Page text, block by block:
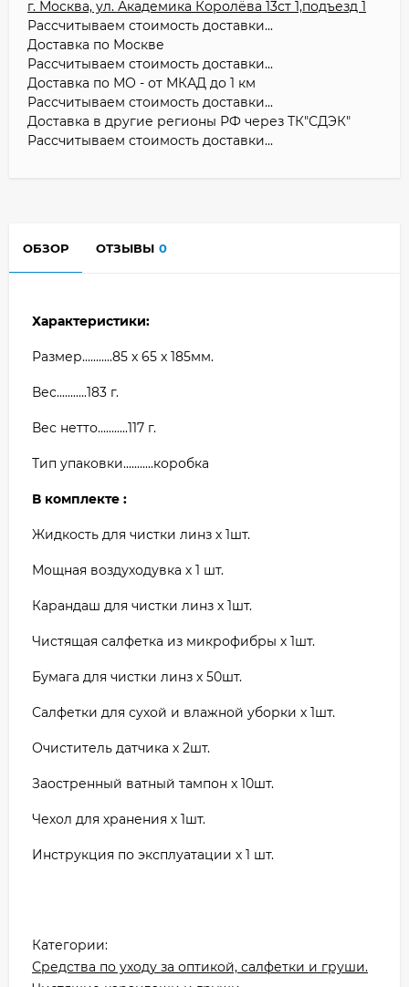
г. Москва, ул. Академика Королёва 13ст 1,подъезд 1
Рассчитываем стоимость доставки...
Доставка по Москве
Рассчитываем стоимость доставки...
Доставка по МО - от МКАД до 1 км
Рассчитываем стоимость доставки...
Доставка в другие регионы РФ через ТК"СДЭК"
Рассчитываем стоимость доставки...
ОБЗОР ОТЗЫВЫ 0
Характеристики:
Размер...........85 x 65 x 185мм.
Вес...........183 г.
Вес нетто...........117 г.
Тип упаковки...........коробка
В комплекте :
Жидкость для чистки линз х 1шт.
Мощная воздуходувка х 1 шт.
Карандаш для чистки линз х 1шт.
Чистящая салфетка из микрофибры х 1шт.
Бумага для чистки линз х 50шт.
Салфетки для сухой и влажной уборки х 1шт.
Очиститель датчика х 2шт.
Заостренный ватный тампон x 10шт.
Чехол для хранения х 1шт.
Инструкция по эксплуатации х 1 шт.
Категории:
Средства по уходу за оптикой, салфетки и груши.